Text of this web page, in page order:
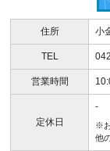
住所 小
TEL
営業時間
定休日
-
※
他